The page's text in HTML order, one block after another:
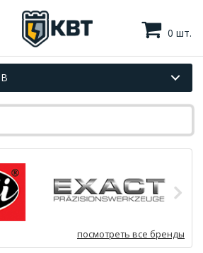
0 шт.
посмотреть все бренды